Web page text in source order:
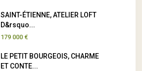
SAINT-ÉTIENNE, ATELIER LOFT
D&rsquo...
179 000 €
LE PETIT BOURGEOIS, CHARME
ET CONTE...